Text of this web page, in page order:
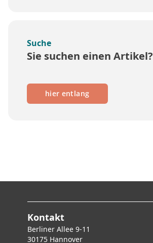
Suche
Sie suchen einen Artikel?
hier entlang
Kontakt
Berliner Allee 9-11
30175 Hannover